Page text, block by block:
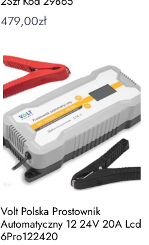
479,00zł
Volt Polska Prostownik
Automatyczny 12 24V 20A Lcd
6Pro122420